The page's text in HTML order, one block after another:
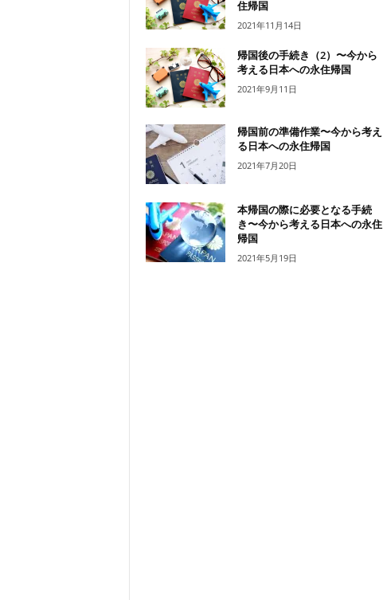
住帰国
2021年11月14日
帰国後の手続き（2）〜今から
考える日本への永住帰国
2021年9月11日
帰国前の準備作業〜今から考え
る日本への永住帰国
2021年7月20日
本帰国の際に必要となる手続
き〜今から考える日本への永住
帰国
2021年5月19日